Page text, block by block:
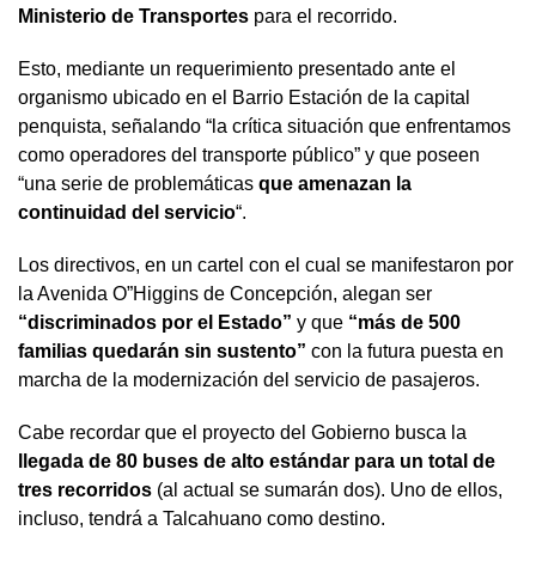
Ministerio de Transportes para el recorrido.
Esto, mediante un requerimiento presentado ante el
organismo ubicado en el Barrio Estación de la capital
penquista, señalando “la crítica situación que enfrentamos
como operadores del transporte público” y que poseen
“una serie de problemáticas que amenazan la
continuidad del servicio“.
Los directivos, en un cartel con el cual se manifestaron por
la Avenida O”Higgins de Concepción, alegan ser
“discriminados por el Estado” y que “más de 500
familias quedarán sin sustento” con la futura puesta en
marcha de la modernización del servicio de pasajeros.
Cabe recordar que el proyecto del Gobierno busca la
llegada de 80 buses de alto estándar para un total de
tres recorridos (al actual se sumarán dos). Uno de ellos,
incluso, tendrá a Talcahuano como destino.